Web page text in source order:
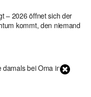
– 2026 öffnet sich der
kommt, den niemand
damals bei Oma in 1